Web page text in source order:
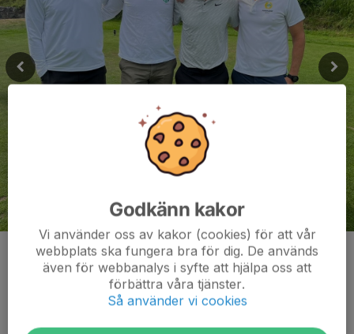
Jonas Olsson, Patrik Bromè, Oscar Johansson Schellasl och
Anders Wiesler.
Godkänn kakor
Vi använder oss av kakor (cookies) för att vår
webbplats ska fungera bra för dig. De används
även för webbanalys i syfte att hjälpa oss att
förbättra våra tjänster.
Så använder vi cookies